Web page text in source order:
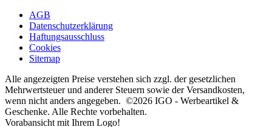
AGB
Datenschutzerklärung
Haftungsausschluss
Cookies
Sitemap
Alle angezeigten Preise verstehen sich zzgl. der gesetzlichen
Mehrwertsteuer und anderer Steuern sowie der Versandkosten,
wenn nicht anders angegeben. ©2026 IGO - Werbeartikel &
Geschenke. Alle Rechte vorbehalten.
Vorabansicht mit Ihrem Logo!